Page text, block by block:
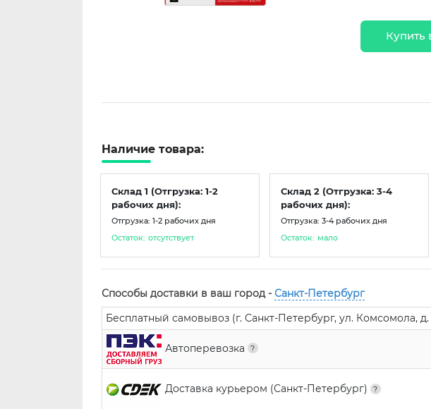
Купить
Наличие товара:
Склад 1 (Отгрузка: 1-2
рабочих дня):
Отгрузка: 1-2 рабочих дня
Остаток: отсутствует
Склад 2 (Отгрузка: 3-4
рабочих дня):
Отгрузка: 3-4 рабочих дня
Остаток: мало
Способы доставки в ваш город - Санкт-Петербург
Бесплатный самовывоз (г. Санкт-Петербург, ул. Комсомола, д.
Автоперевозка
Доставка курьером (Санкт-Петербург)